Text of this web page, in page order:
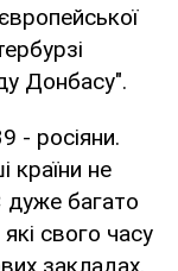
Донбасу".
- росіяни.
країни не
багато
свого часу
закладах.